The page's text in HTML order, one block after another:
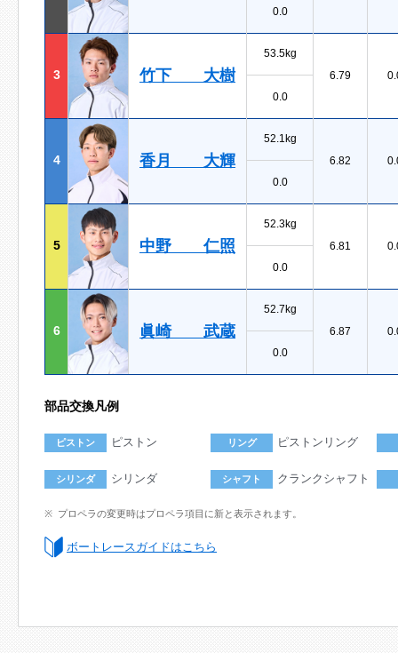
0.0
3 竹下 大樹
53.5kg
6.79
0.0
4 香月 大輝
52.1kg
6.82
0.0
5 中野 仁照
52.3kg
6.81
0.0
6 眞崎 武蔵
52.7kg
6.87
0.0
部品交換凡例
ピストン ピストン リング ピストンリング
シリンダ シリンダ シャフト クランクシャフト
プロペラの変更時はプロペラ項目に新と表示されます。
ボートレースガイドはこちら